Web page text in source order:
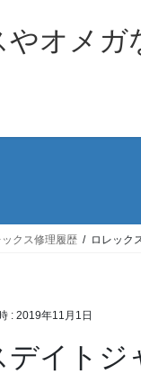
やオメ
ックス修理履歴 ロレック
: 2019年11月1日
デイトジ